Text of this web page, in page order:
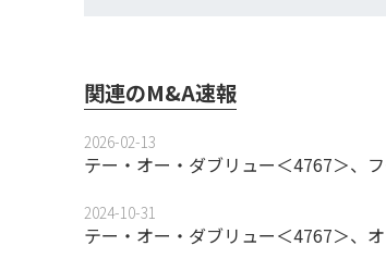
関連のM&A速報
2026-02-13
テー・オー・ダブリュー＜4767＞、
2024-10-31
テー・オー・ダブリュー＜4767＞、